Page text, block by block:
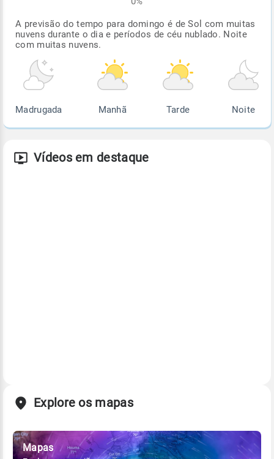
A previsão do tempo para domingo é de Sol com muitas
nuvens durante o dia e períodos de céu nublado. Noite
com muitas nuvens.
Madrugada Manhã Tarde Noite
Vídeos em destaque
Explore os mapas
Mapas